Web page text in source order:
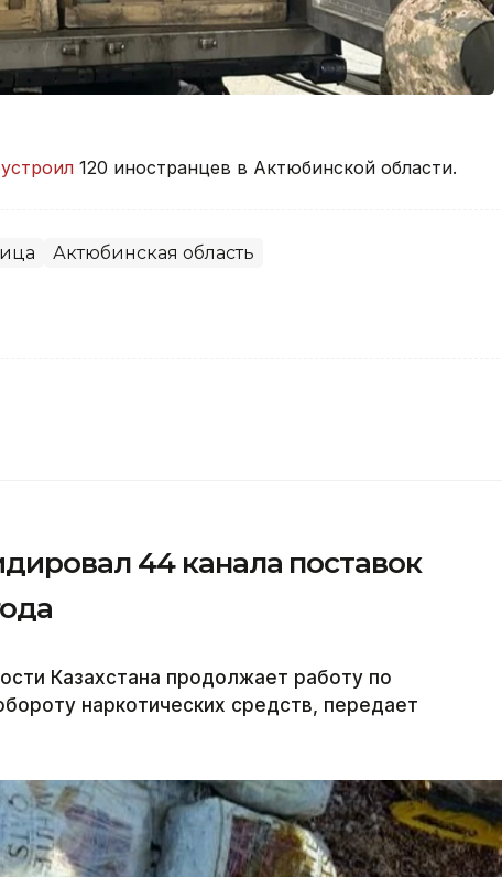
120 иностранцев в Актюбинской области.
Актюбинская область
44 канала поставок
Казахстана продолжает работу по
наркотических средств, передает